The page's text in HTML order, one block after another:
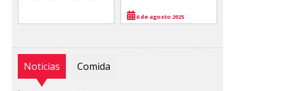
6 de agosto 2025
Noticias Comida